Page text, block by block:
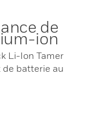
de
ion
Li-Ion Tamer
de batterie au